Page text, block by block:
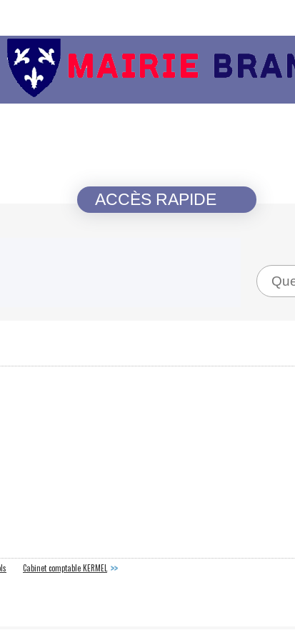
ACCÈS RAPIDE
Recherche
Cabinet comptable KERMEL